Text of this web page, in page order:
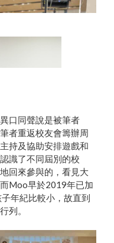
洲
動物
口同聲說是被筆者
者重返校友會籌辦周
持及協助安排遊戲和
識了不同屆別的校
回來參與的，看見大
Moo早於2019年已加
年紀比較小，故直到
列。